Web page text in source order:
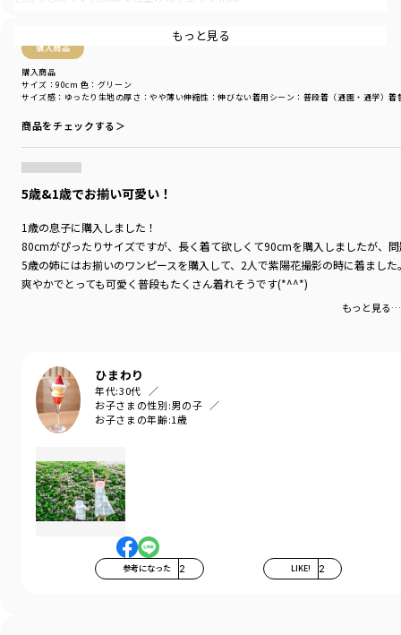
購入商品
購入商品
サイズ感 ：ゆったり 生地の厚さ ：やや薄い伸縮性 ：伸びない着用シーン ：普段着（通園・通学）着
サイズ：90cm 色：グリーン
商品をチェックする＞
5歳&1歳でお揃い可愛い！
1歳の息子に購入しました！
80cmがぴったりサイズですが、長く着て欲しくて90cmを購入しましたが、
5歳の姉にはお揃いのワンピースを購入して、2人で紫陽花撮影の時に着ました
爽やかでとっても可愛く普段もたくさん着れそうです(*^^*)
もっと見る…
ひまわり
年代:30代
お子さまの性別:男の子
お子さまの年齢:1歳
参考になった 2 LIKE! 2
一枚での着用はもちろん、インナーにタンクトップや
Tシャツを合わせて羽織りとして、普段のスタイリングに
プラスするのもおすすめ
ナチュラル感のあるボタンもまたポイントの一つです
ちょっとしたお出かけや旅行などにもぴったりです
【おそろいシリーズ商品一覧】
ル
ベビー女児：02-5239-041 【おそろい】ブロックチェックカバーオール
キッズ男児：11-5209-425 【おそろい】ブロックチェック半袖シャツ
キッズ女児：12-5214-189 【おそろい】ブロックチェックチュニック
キッズ女児：12-5237-195 【おそろい】ブロックチェックワンピース
伸縮性：なし
着用イメージ/カラー：グリーン
ブランド ／branshes
シーズン
／アウトレット
グリーン
／BOY
11-5209-425
もっと見る